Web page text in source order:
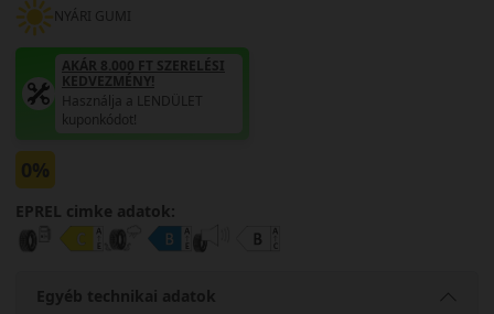
NYÁRI GUMI
AKÁR 8.000 FT SZERELÉSI
KEDVEZMÉNY!
Használja a LENDÜLET
kuponkódot!
0%
EPREL cimke adatok:
Egyéb technikai adatok